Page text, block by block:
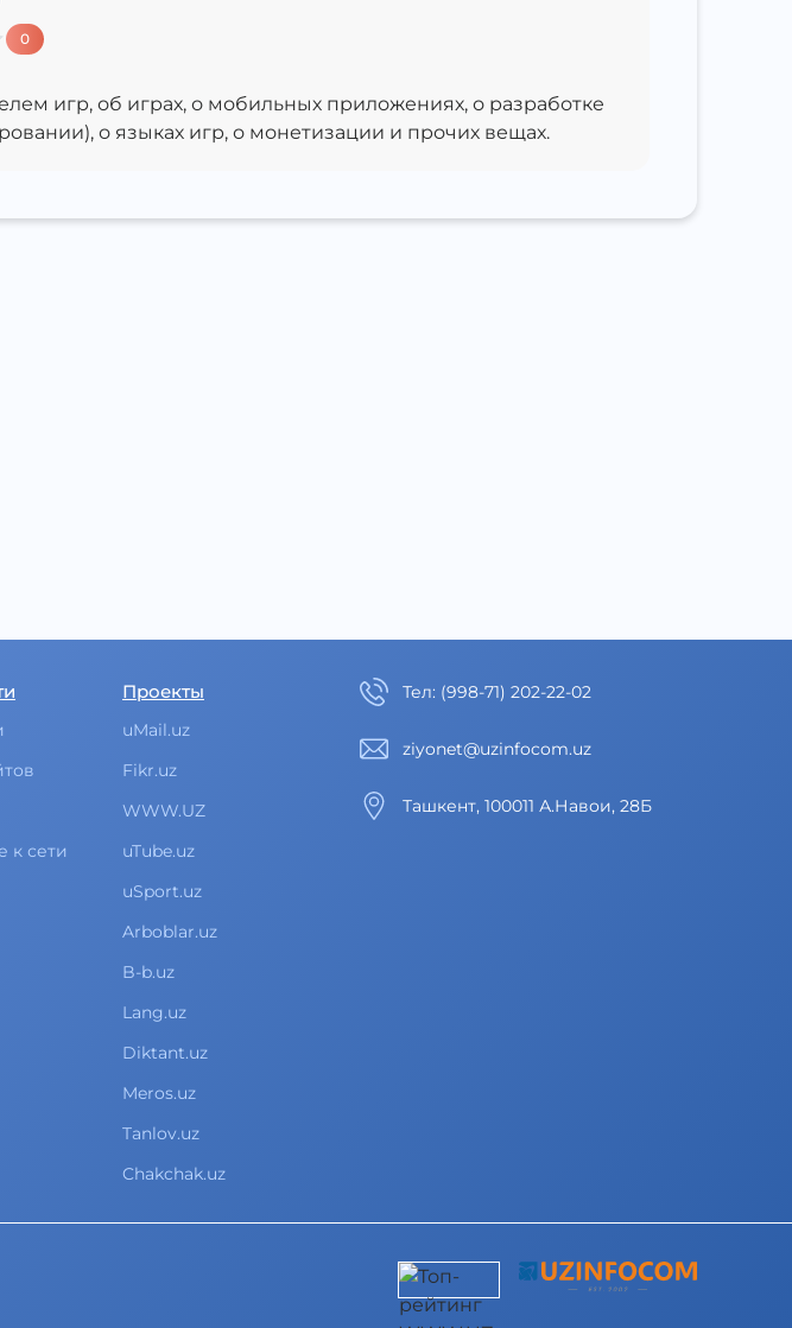
0
игр, об играх, о мобильных приложениях, о разработке
о языках игр, о монетизации и прочих вещах.
к сети
Проекты
uMail.uz
Fikr.uz
WWW.UZ
uTube.uz
uSport.uz
Arboblar.uz
B-b.uz
Lang.uz
Diktant.uz
Meros.uz
Tanlov.uz
Chakchak.uz
Тел: (998-71) 202-22-02
ziyonet@uzinfocom.uz
Ташкент, 100011 А.Навои, 28Б